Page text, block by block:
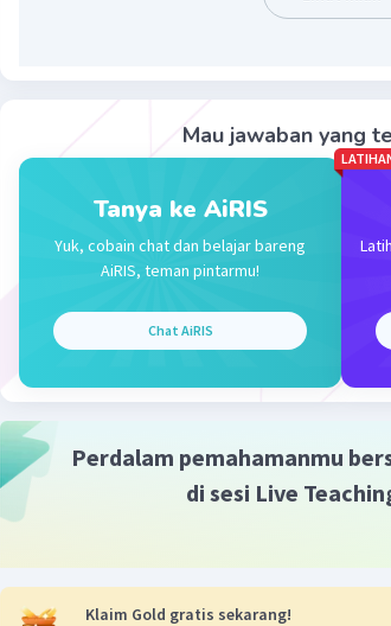
Mau jawaban yang
Tanya ke AiRIS
Yuk, cobain chat dan belajar bareng
AiRIS, teman pintarmu!
Chat AiRIS
Perdalam pemahamanmu
di sesi Live
Klaim Gold gratis sekarang!